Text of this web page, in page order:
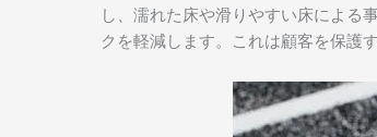
し、濡れた床や滑りやすい床による
クを軽減します。これは顧客を保護